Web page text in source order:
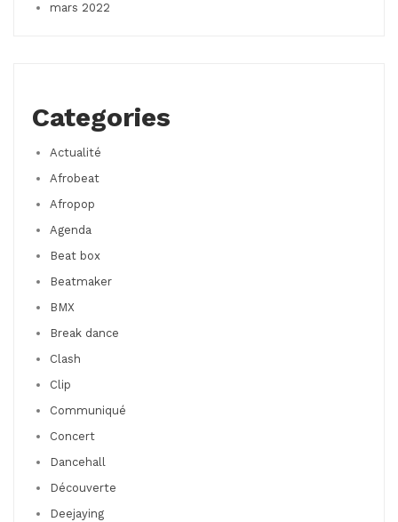
mars 2022
Categories
Actualité
Afrobeat
Afropop
Agenda
Beat box
Beatmaker
BMX
Break dance
Clash
Clip
Communiqué
Concert
Dancehall
Découverte
Deejaying